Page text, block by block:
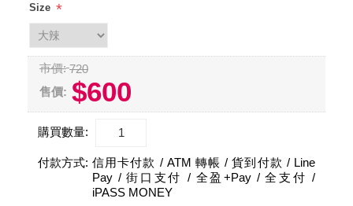
Size *
市價: 720
售價: $600
購買數量:
付款方式: 信用卡付款 / ATM 轉帳 / 貨到付款 / Line
Pay / 街口支付 / 全盈+Pay / 全支付 /
iPASS MONEY